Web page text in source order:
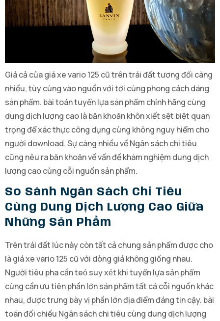
Giá cả của giá xe vario 125 cũ trên trái đất tương đối càng
nhiều, tùy cùng vào nguồn với tới cùng phong cách dáng
sản phẩm. bài toán tuyển lựa sản phẩm chính hãng cùng
dung dịch lượng cao là băn khoăn khôn xiết sệt biệt quan
trọng để xác thực công dụng cùng không nguy hiểm cho
người download. Sự càng nhiều về Ngân sách chi tiêu
cũng nêu ra băn khoăn về vấn đề khám nghiệm dung dịch
lượng cao cùng cỗi nguồn sản phẩm.
So Sánh Ngân Sách Chi Tiêu
Cùng Dung Dịch Lượng Cao Giữa
Những Sản Phẩm
Trên trái đất lúc này còn tất cả chung sản phẩm được cho
là giá xe vario 125 cũ với dòng giá không giống nhau.
Người tiêu pha cần teó suy xét khi tuyển lựa sản phẩm
cùng cần ưu tiên phần lớn sản phẩm tất cả cỗi nguồn khác
nhau, được trưng bày vị phần lớn địa điểm đáng tin cậy. bài
toán đối chiếu Ngân sách chi tiêu cùng dung dịch lượng